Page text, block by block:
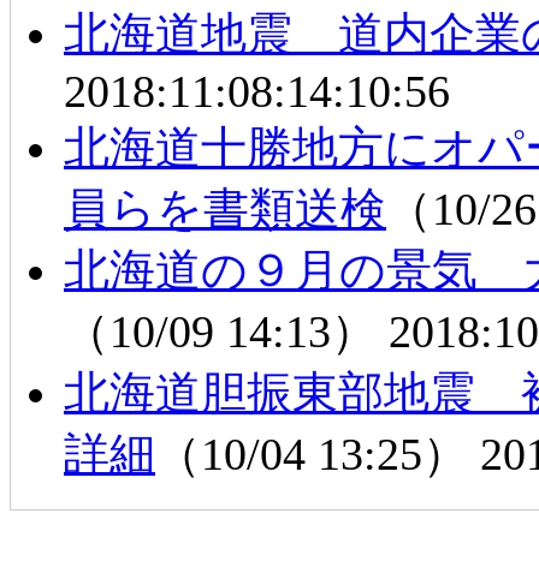
北海道地震 道内企業
2018:11:08:14:10:56
北海道十勝地方にオ
員らを書類送検 （10/
北海道の９月の景気
（10/09 14:13）
北海道胆振東部地震
詳細 （10/04 13:25）